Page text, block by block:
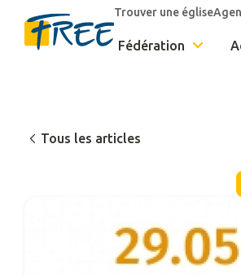
Trouver une église
Fédération
Tous les articles